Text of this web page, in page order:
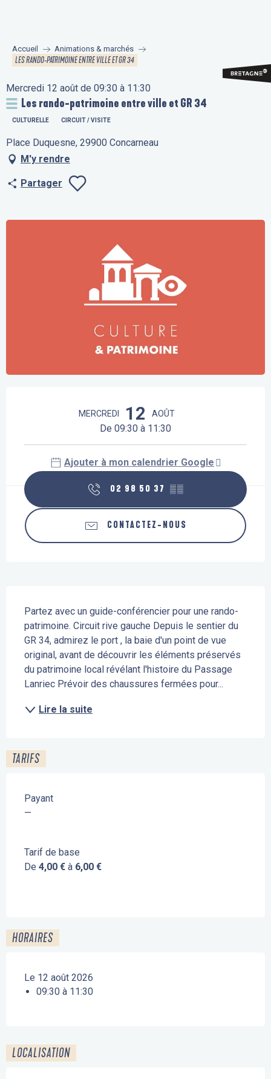
principal
Accueil Animations & marchés
LES RANDO-PATRIMOINE ENTRE VILLE ET GR 34
Mercredi 12 août de 09:30 à 11:30
Les rando-patrimoine entre ville et GR 34
CULTURELLE CIRCUIT / VISITE
Place Duquesne, 29900 Concarneau
M'y rendre
Partager
MERCREDI 12 AOÛT
De 09:30 à 11:30
Ajouter à mon calendrier Google
02 98 50 37 ▒▒
CONTACTEZ-NOUS
Partez avec un guide-conférencier pour une rando-
patrimoine. Circuit rive gauche Depuis le sentier du
GR 34, admirez le port , la baie d'un point de vue
original, avant de découvrir les éléments préservés
du patrimoine local révélant l'histoire du Passage
Lanriec Prévoir des chaussures fermées pour...
Lire la suite
TARIFS
Payant
—
Tarif de base
De 4,00 € à 6,00 €
HORAIRES
Le 12 août 2026
09:30 à 11:30
LOCALISATION